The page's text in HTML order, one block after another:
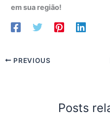
em sua região!
PREVIOUS
Posts